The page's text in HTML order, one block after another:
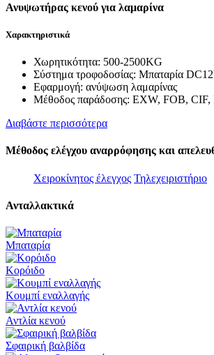
Ανυψωτήρας κενού για λαμαρίνα
Χαρακτηριστικά
Χωρητικότητα: 500-2500KG
Σύστημα τροφοδοσίας: Μπαταρία
Εφαρμογή: ανύψωση λαμαρίνας
Μέθοδος παράδοσης: EXW, FOB,
Διαβάστε περισσότερα
Μέθοδος ελέγχου αναρρόφησης και
Χειροκίνητος έλεγχος Τηλεχειριστήριο
Ανταλλακτικά
Μπαταρία
Κορόιδο
Κουμπί εναλλαγής
Αντλία κενού
Σφαιρική βαλβίδα